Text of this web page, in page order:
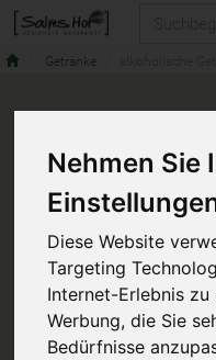
Nehmen Sie
Diese Website
Targeting
Internet-Erlebnis
Werbung, die Sie
Bedürfnisse
Getränke